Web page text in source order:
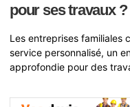
pour ses travaux ?
Les entreprises familiales
service personnalisé, un
approfondie pour des